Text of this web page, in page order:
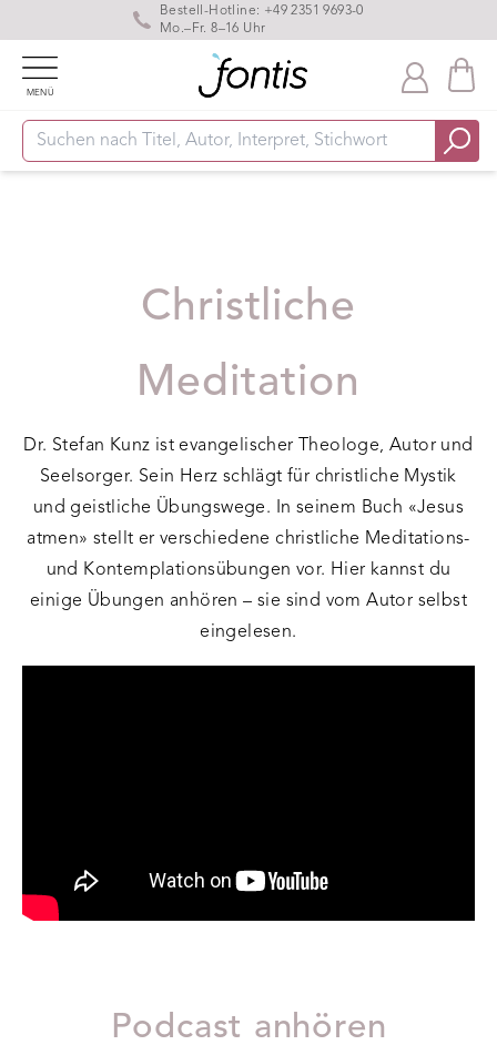
Bestell-Hotline: +49 2351 9693-0
Mo.–Fr. 8–16 Uhr
MENÜ
Christliche
Meditation
Dr. Stefan Kunz ist evangelischer Theologe, Autor und
Seelsorger. Sein Herz schlägt für christliche Mystik
und geistliche Übungswege. In seinem Buch «Jesus
atmen» stellt er verschiedene christliche Meditations-
und Kontemplationsübungen vor. Hier kannst du
einige Übungen anhören – sie sind vom Autor selbst
eingelesen.
Podcast anhören